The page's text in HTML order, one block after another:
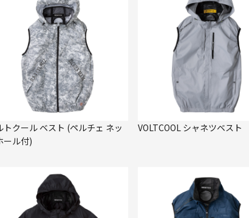
トクール ベスト (ペルチェ ネッ
ール付)
VOLTCOOL シャネツベスト